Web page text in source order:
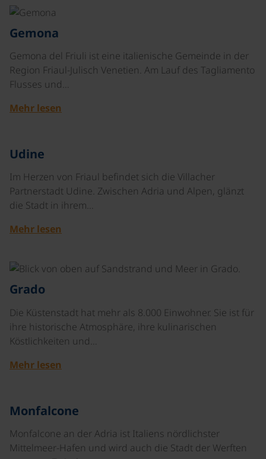
Gemona
Gemona del Friuli ist eine italienische Gemeinde in der
Region Friaul-Julisch Venetien. Am Lauf des Tagliamento
Flusses und…
Mehr lesen
Udine
Im Herzen von Friaul befindet sich die Villacher
Partnerstadt Udine. Zwischen Adria und Alpen, glänzt
die Stadt in ihrem…
Mehr lesen
Grado
Die Küstenstadt hat mehr als 8.000 Einwohner. Sie ist für
ihre historische Atmosphäre, ihre kulinarischen
Köstlichkeiten und…
Mehr lesen
Monfalcone
Monfalcone an der Adria ist Italiens nördlichster
Mittelmeer-Hafen und wird auch die Stadt der Werften